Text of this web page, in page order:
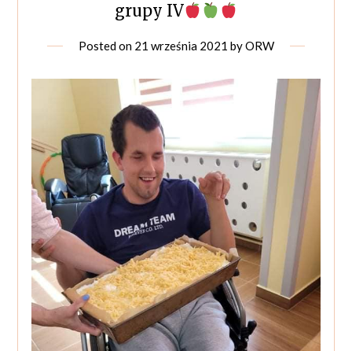
grupy IV
Posted on 21 września 2021 byORW